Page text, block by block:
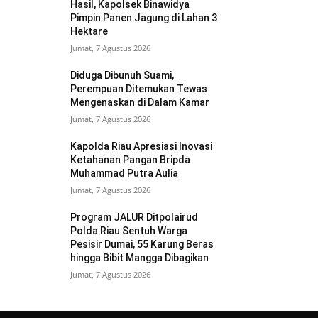
Hasil, Kapolsek Binawidya
Pimpin Panen Jagung di Lahan 3
Hektare
Jumat, 7 Agustus 2026
Diduga Dibunuh Suami,
Perempuan Ditemukan Tewas
Mengenaskan di Dalam Kamar
Jumat, 7 Agustus 2026
Kapolda Riau Apresiasi Inovasi
Ketahanan Pangan Bripda
Muhammad Putra Aulia
Jumat, 7 Agustus 2026
Program JALUR Ditpolairud
Polda Riau Sentuh Warga
Pesisir Dumai, 55 Karung Beras
hingga Bibit Mangga Dibagikan
Jumat, 7 Agustus 2026